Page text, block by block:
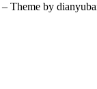
– Theme by